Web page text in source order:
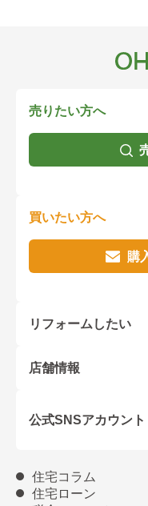
売りたい方へ
買いたい方へ
購
リフォームしたい
店舗情報
公式SNSアカウント
住宅コラム
住宅ローン